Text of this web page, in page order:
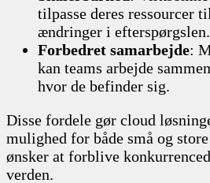
tilpasse deres ressourcer
ændringer i efterspørgslen.
Forbedret samarbejde:
kan teams arbejde
hvor de befinder sig.
Disse fordele gør cloud
mulighed for både små og
ønsker at forblive
verden.